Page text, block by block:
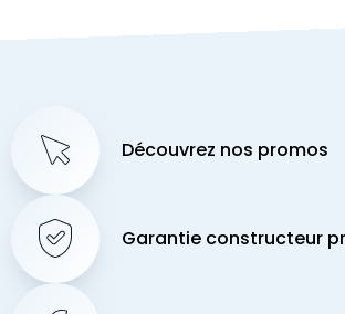
Découvrez nos promos
Garantie constructeur